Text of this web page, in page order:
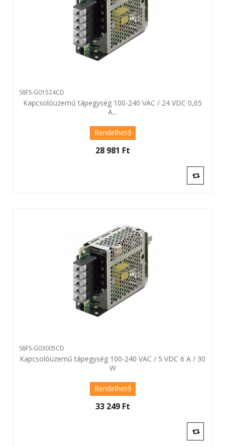
S8FS-G01524CD
Kapcsolóüzemű tápegység 100-240 VAC / 24 VDC 0,65
A...
Rendelhető
28 981 Ft‎
S8FS-G03005CD
Kapcsolóüzemű tápegység 100-240 VAC / 5 VDC 6 A / 30
W
Rendelhető
33 249 Ft‎